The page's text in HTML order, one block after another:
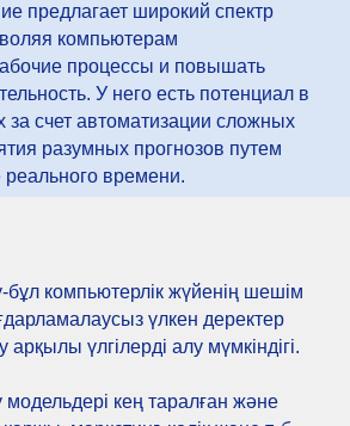
предлагает широкий спектр
компьютерам
процессы и повышать
У него есть потенциал в
за счет автоматизации сложных
разумных прогнозов путем
времени.
компьютерлік жүйенің шешім
үлкен деректер
үлгілерді алу мүмкіндігі.
кең таралған және